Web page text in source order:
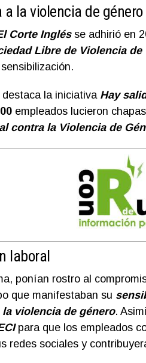
a la violencia de género
Corte Inglésse adhirió en
Libre de Violencia de
la iniciativa Hay
empleados lucieron
contra la Violencia de
laboral
ponían rostro al
que manifestaban su
violencia de género.
para que los empleados
redes sociales y